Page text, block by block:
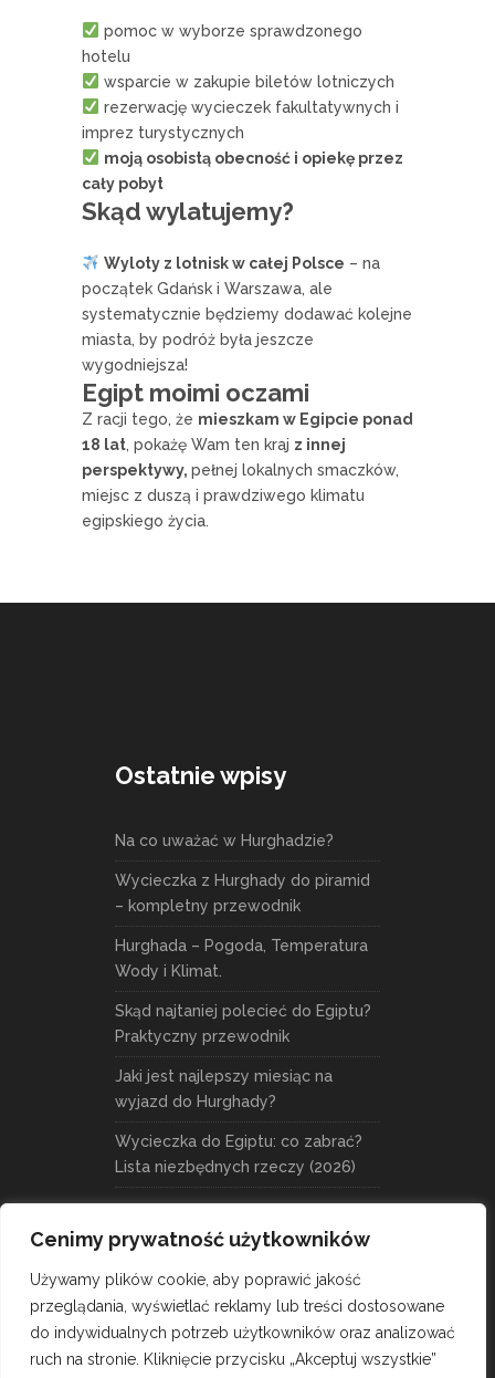
Cenimy prywatność użytkowników
Używamy plików cookie, aby poprawić jakość
przeglądania, wyświetlać reklamy lub treści dostosowane
do indywidualnych potrzeb użytkowników oraz analizować
ruch na stronie. Kliknięcie przycisku „Akceptuj wszystkie”
pomoc w wyborze sprawdzonego
hotelu
wsparcie w zakupie biletów lotniczych
rezerwację wycieczek fakultatywnych i
imprez turystycznych
moją osobistą obecność i opiekę przez
cały pobyt
Skąd wylatujemy?
Wyloty z lotnisk w całej Polsce – na
początek Gdańsk i Warszawa, ale
systematycznie będziemy dodawać kolejne
miasta, by podróż była jeszcze
wygodniejsza!
Egipt moimi oczami
Z racji tego, że mieszkam w Egipcie ponad
18 lat, pokażę Wam ten kraj z innej
perspektywy, pełnej lokalnych smaczków,
miejsc z duszą i prawdziwego klimatu
egipskiego życia.
Ostatnie wpisy
Na co uważać w Hurghadzie?
Wycieczka z Hurghady do piramid
– kompletny przewodnik
Hurghada – Pogoda, Temperatura
Wody i Klimat.
Skąd najtaniej polecieć do Egiptu?
Praktyczny przewodnik
Jaki jest najlepszy miesiąc na
wyjazd do Hurghady?
Wycieczka do Egiptu: co zabrać?
Lista niezbędnych rzeczy (2026)